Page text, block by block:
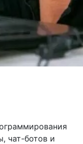
чат-ботов и